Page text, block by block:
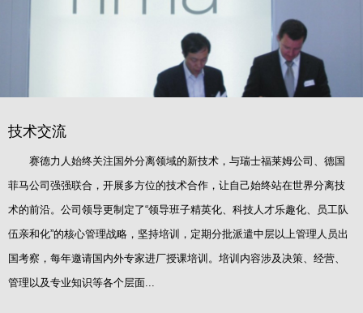
技术交流
赛德力人始终关注国外分离领域的新技术，与瑞士福莱姆公司、德国
菲马公司强强联合，开展多方位的技术合作，让自己始终站在世界分离技
术的前沿。公司领导更制定了“领导班子精英化、科技人才乐趣化、员工队
伍亲和化”的核心管理战略，坚持培训，定期分批派遣中层以上管理人员出
国考察，每年邀请国内外专家进厂授课培训。培训内容涉及决策、经营、
管理以及专业知识等各个层面...